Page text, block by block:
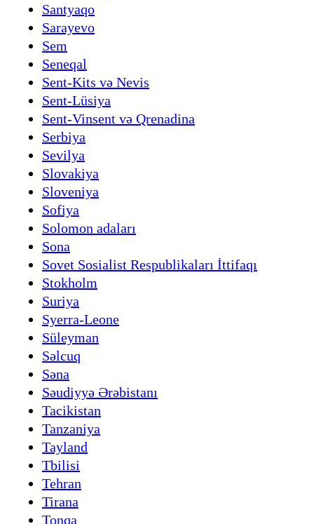
Santyaqo
Sarayevo
Sem
Seneqal
Sent-Kits və Nevis
Sent-Lüsiya
Sent-Vinsent və Qrenadina
Serbiya
Sevilya
Slovakiya
Sloveniya
Sofiya
Solomon adaları
Sona
Sovet Sosialist Respublikaları İttifaqı
Stokholm
Suriya
Syerra-Leone
Süleyman
Səlcuq
Səna
Səudiyyə Ərəbistanı
Tacikistan
Tanzaniya
Tayland
Tbilisi
Tehran
Tirana
Tonqa